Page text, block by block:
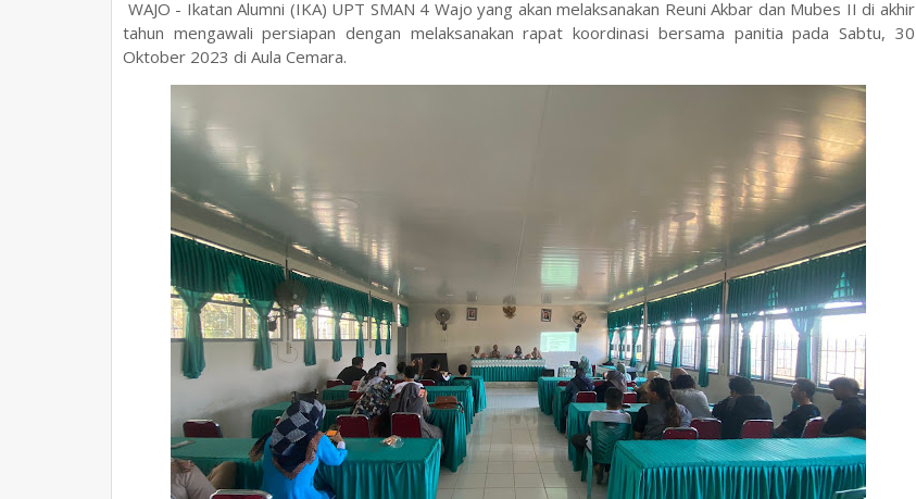
WAJO - Ikatan Alumni (IKA) UPT SMAN 4 Wajo yang akan melaksanakan Reuni Akbar dan Mubes II di akhir
tahun mengawali persiapan dengan melaksanakan rapat koordinasi bersama panitia pada Sabtu, 30
Oktober 2023 di Aula Cemara.